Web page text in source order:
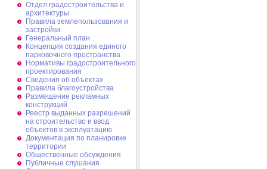
Отдел градостроительства и
архитектуры
Правила землепользования и
застройки
Генеральный план
Концепция создания единого
парковочного пространства
Нормативы градостроительного
проектирования
Сведения об объектах
Правила благоустройства
Размещение рекламных
конструкций
Реестр выданных разрешений
на строительство и ввод
объектов в эксплуатацию
Документация по планировке
территории
Общественные обсуждения
Публичные слушания